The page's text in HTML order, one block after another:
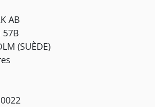
AB
57B
(SUÈDE)